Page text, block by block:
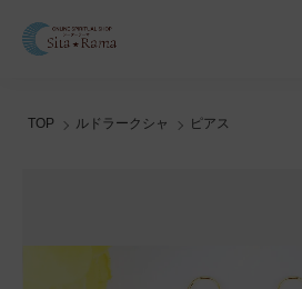
TOP ルドラークシャ ピアス